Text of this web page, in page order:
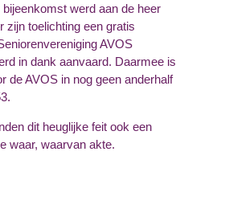
werd aan de heer
zijn toelichting een gratis
AVOS
in dank aanvaard. Daarmee is
de AVOS in nog geen anderhalf
dit heuglijke feit ook een
waar, waarvan akte.